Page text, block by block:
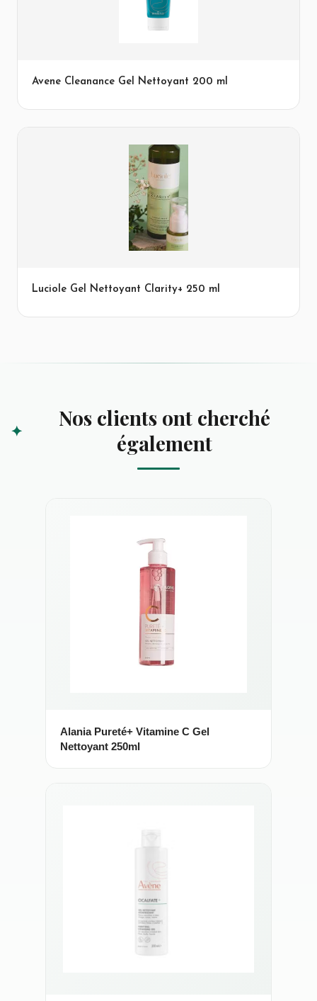
Avene Cleanance Gel Nettoyant 200 ml
Luciole Gel Nettoyant Clarity+ 250 ml
Nos clients ont cherché
également
Alania Pureté+ Vitamine C Gel
Nettoyant 250ml